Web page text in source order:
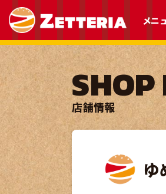
メニ
SHOP
店舗情報
ゆ